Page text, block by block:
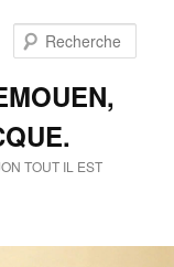
TOUT IL EST